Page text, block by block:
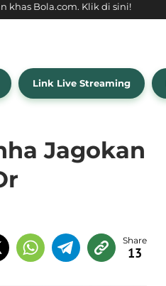
khas Bola.com. Klik di sini!
Link Live Streaming
Jagokan
13